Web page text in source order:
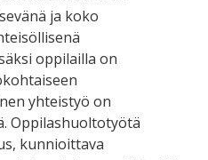
ja koko
oppilailla on
yhteistyö on
Oppilashuoltotyötä
kunnioittava